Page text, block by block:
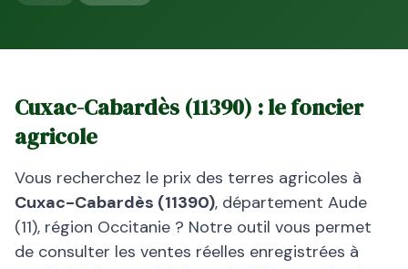
Cuxac-Cabardès (11390) : le foncier
agricole
Vous recherchez le prix des terres agricoles à
Cuxac-Cabardès (11390), département Aude
(11), région Occitanie ? Notre outil vous permet
de consulter les ventes réelles enregistrées à